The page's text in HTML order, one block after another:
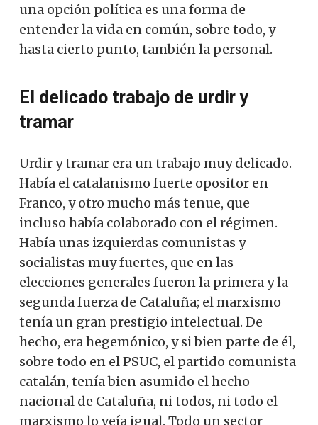
una opción política es una forma de
entender la vida en común, sobre todo, y
hasta cierto punto, también la personal.
El delicado trabajo de urdir y
tramar
Urdir y tramar era un trabajo muy delicado.
Había el catalanismo fuerte opositor en
Franco, y otro mucho más tenue, que
incluso había colaborado con el régimen.
Había unas izquierdas comunistas y
socialistas muy fuertes, que en las
elecciones generales fueron la primera y la
segunda fuerza de Cataluña; el marxismo
tenía un gran prestigio intelectual. De
hecho, era hegemónico, y si bien parte de él,
sobre todo en el PSUC, el partido comunista
catalán, tenía bien asumido el hecho
nacional de Cataluña, ni todos, ni todo el
marxismo lo veía igual. Todo un sector